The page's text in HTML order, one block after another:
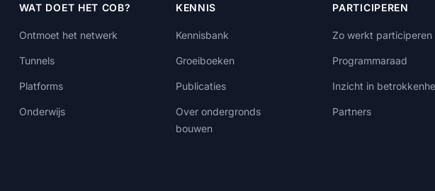
WAT DOET HET COB?
Ontmoet het netwerk
Tunnels
Platforms
Onderwijs
KENNIS
Kennisbank
Groeiboeken
Publicaties
Over ondergronds
bouwen
PARTICIPEREN
Zo werkt participeren
Programmaraad
Inzicht in
Partners